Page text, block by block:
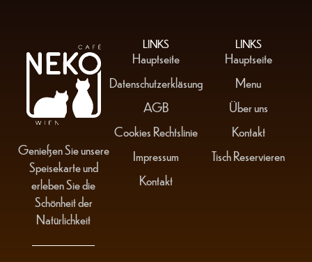
LINKS
Hauptseite
Datenschutzerkläsung
AGB
Cookies Rechtslinie
Impressum
Kontakt
Genießen Sie unsere
Speisekarte und
erleben Sie die
Schönheit der
Natürlichkeit
LINKS
Hauptseite
Menu
Über uns
Kontakt
Tisch Reservieren